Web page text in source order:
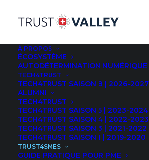
À PROPOS
ÉCOSYSTÈME
AUTODÉTERMINATION NUMÉRIQUE
TECH4TRUST
TECH4TRUST SAISON 8 | 2026-2027
ALUMNI
TECH4TRUST
TECH4TRUST SAISON 5 | 2023-2024
TECH4TRUST SAISON 4 | 2022-2023
TECH4TRUST SAISON 3 | 2021-2022
TECH4TRUST SAISON 1 | 2019-2020
TRUST4SMES
GUIDE PRATIQUE POUR PME